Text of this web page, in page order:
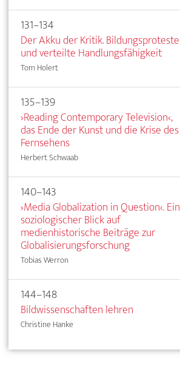
131–134
Der Akku der Kritik. Bildungsproteste
und verteilte Handlungsfähigkeit
Tom Holert
135–139
›Reading Contemporary Television‹,
das Ende der Kunst und die Krise des
Fernsehens
Herbert Schwaab
140–143
›Media Globalization in Question‹. Ein
soziologischer Blick auf
medienhistorische Beiträge zur
Globalisierungsforschung
Tobias Werron
144–148
Bildwissenschaften lehren
Christine Hanke